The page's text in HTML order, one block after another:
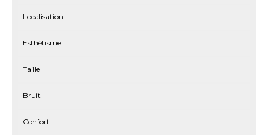
Localisation
Esthétisme
Taille
Bruit
Confort